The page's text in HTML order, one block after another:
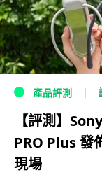
產品評測
【評測】
PRO Plus 發
現場